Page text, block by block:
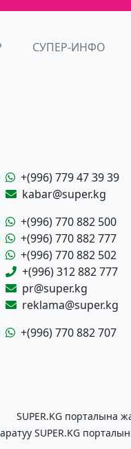
СУПЕР-ИНФО
+(996) 779 47 39 39
kabar@super.kg
+(996) 770 882 500
+(996) 770 882 777
+(996) 770 882 502
+(996) 312 882 777
pr@super.kg
reklama@super.kg
+(996) 770 882 707
SUPER.KG порталына
SUPER.KG